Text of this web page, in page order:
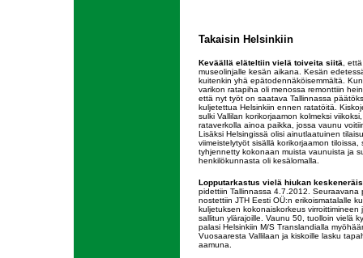
Takaisin Helsinkiin
Keväällä eläteltiin vielä toiveita siitä ,
museolinjalle kesän aikana. Kesän
kuitenkin yhä epätodennäköisemmältä.
varikon ratapiha oli menossa remonttiin
että nyt työt on saatava Tallinnassa
kuljetettua Helsinkiin ennen ratatöitä.
sulki Vallilan korikorjaamon kolmeksi
rataverkolla ainoa paikka, jossa vaunu
Lisäksi Helsingissä olisi ainutlaatuinen
viimeistelytyöt sisällä korikorjaamon tiloissa,
tyhjennetty kokonaan muista vaunuista ja
henkilökunnasta oli kesälomalla.
Lopputarkastus vielä hiukan
pidettiin Tallinnassa 4.7.2012. Seuraavana
nostettiin JTH Eesti OÜ:n erikoismatalalle
kuljetuksen kokonaiskorkeus virroittimineen
sallitun ylärajoille. Vaunu 50, tuolloin vielä
palasi Helsinkiin M/S Translandialla
Vuosaaresta Vallilaan ja kiskoille lasku
aamuna.